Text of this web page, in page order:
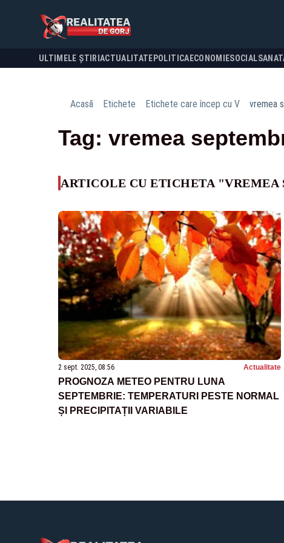
ULTIMELE ȘTIRI ACTUALITATE POLITICA ECONOMIESOCIAL
Acasă Etichete Etichete care încep cu V vremea
Tag: vremea
ARTICOLE CU ETICHETA "VREMEA
2 sept. 2025, 08:56 Actualitate
PROGNOZA METEO PENTRU LUNA
SEPTEMBRIE: TEMPERATURI PESTE NORMAL
ȘI PRECIPITAȚII VARIABILE